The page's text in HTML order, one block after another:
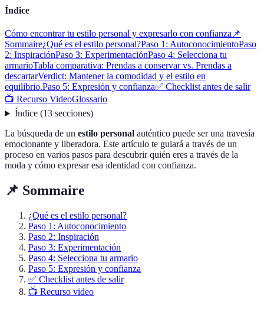
Índice
Cómo encontrar tu estilo personal y expresarlo con confianza📌
Sommaire¿Qué es el estilo personal?Paso 1: AutoconocimientoPaso
2: InspiraciónPaso 3: ExperimentaciónPaso 4: Selecciona tu
armarioTabla comparativa: Prendas a conservar vs. Prendas a
descartarVerdict: Mantener la comodidad y el estilo en
equilibrio.Paso 5: Expresión y confianza✅ Checklist antes de salir
📺 Recurso VideoGlossario
Índice(13 secciones)
La búsqueda de un estilo personal auténtico puede ser una travesía
emocionante y liberadora. Este artículo te guiará a través de un
proceso en varios pasos para descubrir quién eres a través de la
moda y cómo expresar esa identidad con confianza.
📌 Sommaire
¿Qué es el estilo personal?
Paso 1: Autoconocimiento
Paso 2: Inspiración
Paso 3: Experimentación
Paso 4: Selecciona tu armario
Paso 5: Expresión y confianza
✅ Checklist antes de salir
📺 Recurso video